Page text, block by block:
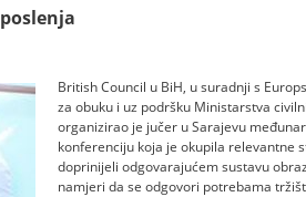
British Council u BiH, u suradnji s
za obuku i uz podršku Ministarstva
organizirao je jučer u Sarajevu
konferenciju koja je okupila relevantne
doprinijeli odgovarajućem sustavu
namjeri da se odgovori potrebama